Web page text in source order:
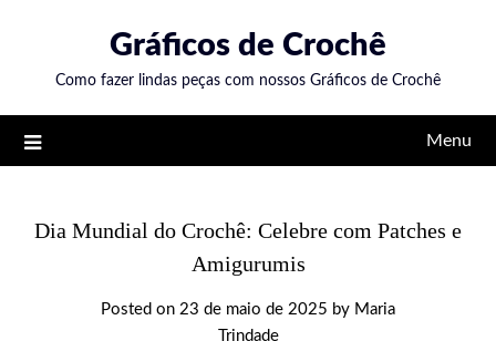
content
Gráficos de Crochê
Como fazer lindas peças com nossos Gráficos de Crochê
Menu
Dia Mundial do Crochê: Celebre com Patches e
Amigurumis
Posted on 23 de maio de 2025 by Maria
Trindade